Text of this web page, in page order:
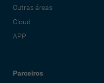
Outras áreas
Cloud
APP
Parceiros